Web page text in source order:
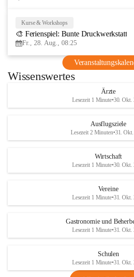
Kurse & Workshops
🎨 Ferienspiel: Bunte Druckwerkstatt
Fr., 28. Aug., 08:25
Wissenswertes
Ärzte
Lesezeit 1 Minute•30. Okt.
Ausflugsziele
Lesezeit 2 Minuten•31.
Wirtschaft
Lesezeit 1 Minute•30. Okt.
Vereine
Lesezeit 1 Minute•31. Okt.
Gastronomie und
Lesezeit 1 Minute•31. Okt.
Schulen
Lesezeit 1 Minute•31. Okt.